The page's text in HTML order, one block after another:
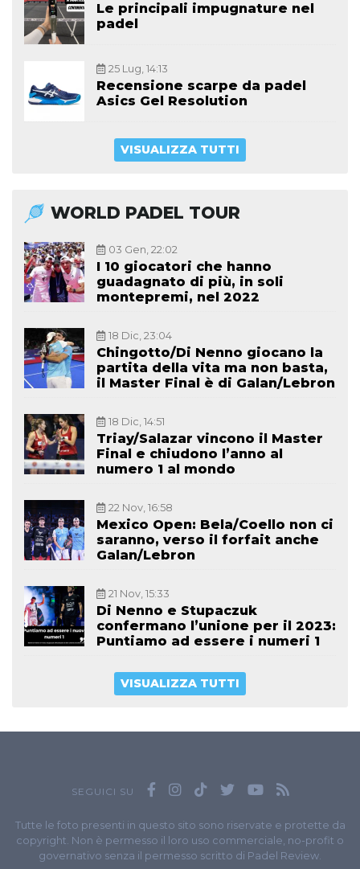
Le principali impugnature nel
padel
25 Lug, 14:13
Recensione scarpe da padel
Asics Gel Resolution
VISUALIZZA TUTTI
WORLD PADEL TOUR
03 Gen, 22:02
I 10 giocatori che hanno
guadagnato di più, in soli
montepremi, nel 2022
18 Dic, 23:04
Chingotto/Di Nenno giocano la
partita della vita ma non basta,
il Master Final è di Galan/Lebron
18 Dic, 14:51
Triay/Salazar vincono il Master
Final e chiudono l’anno al
numero 1 al mondo
22 Nov, 16:58
Mexico Open: Bela/Coello non ci
saranno, verso il forfait anche
Galan/Lebron
21 Nov, 15:33
Di Nenno e Stupaczuk
confermano l’unione per il 2023:
Puntiamo ad essere i numeri 1
VISUALIZZA TUTTI
SEGUICI SU
Tutte le foto presenti in questo sito sono riservate e protette da
copyright. Non è permesso il loro uso commerciale, no-profit o
governativo senza il permesso scritto di Padel Review.